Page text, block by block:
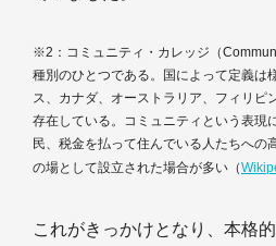
※2：コミュニティ・カレッジ（
種別のひとつである。国によって定義は
ス、カナダ、オーストラリア、フィリピ
存在している。コミュニティという表現
民、税金を払って住んでいる人たちへの
の場として設立された場合が多い（
これがきっかけとなり、本格